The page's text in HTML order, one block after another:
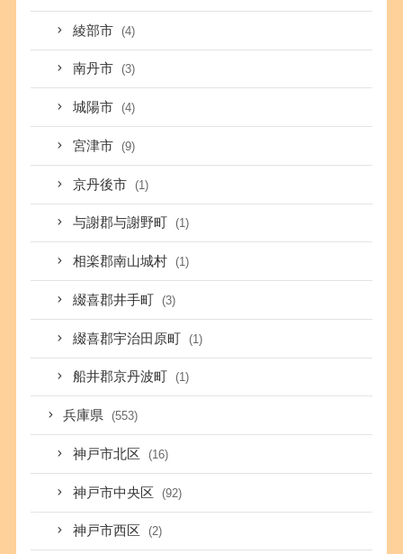
綾部市 (4)
南丹市 (3)
城陽市 (4)
宮津市 (9)
京丹後市 (1)
与謝郡与謝野町 (1)
相楽郡南山城村 (1)
綴喜郡井手町 (3)
綴喜郡宇治田原町 (1)
船井郡京丹波町 (1)
兵庫県 (553)
神戸市北区 (16)
神戸市中央区 (92)
神戸市西区 (2)